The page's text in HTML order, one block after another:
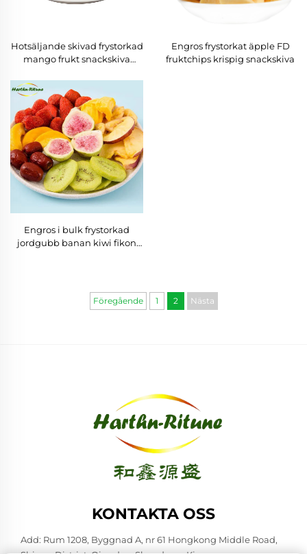
Hotsäljande skivad frystorkad
mango frukt snackskiva
Engros frystorkat äpple FD
fruktchips krispig snackskiva
Engros i bulk frystorkad
jordgubb banan kiwi fikon
Föregående 1 2 Nästa
KONTAKTA OSS
Add: Rum 1208, Byggnad A, nr 61 Hongkong Middle Road,